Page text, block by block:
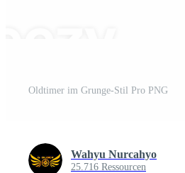
Oldtimer im Grunge-Stil Pro PNG
Wahyu Nurcahyo
25.716 Ressourcen